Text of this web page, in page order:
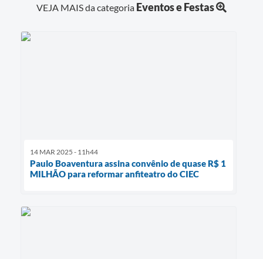
VEJA MAIS da categoria Eventos e Festas
14 MAR 2025 - 11h44
Paulo Boaventura assina convênio de quase R$ 1
MILHÃO para reformar anfiteatro do CIEC